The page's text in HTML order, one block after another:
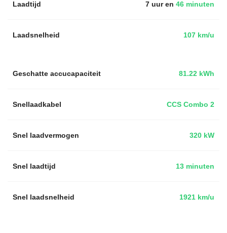
Laadtijd 7 uur en 46 minuten
Laadsnelheid 107 km/u
81.22 kWh
Geschatte accucapaciteit
Snellaadkabel CCS Combo 2
Snel laadvermogen 320 kW
Snel laadtijd 13 minuten
Snel laadsnelheid 1921 km/u